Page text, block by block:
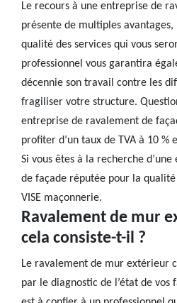
Le recours à une entreprise de
présente de multiples
qualité des services qui vous
professionnel vous garantira
décennie son travail contre les
fragiliser votre structure.
entreprise de ravalement de
profiter d’un taux de TVA à 10 %
Si vous êtes à la recherche
de façade réputée pour la qualité
VISE maçonnerie.
Ravalement de mur
cela consiste-t-il ?
Le ravalement de mur extérieur
par le diagnostic de l’état de vos